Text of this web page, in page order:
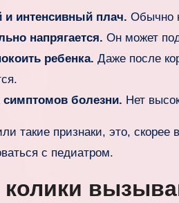
и интенсивный плач. Обычно
напрягается. Он может
ребенка. Даже после
симптомов болезни. Нет
такие признаки, это,
с педиатром.